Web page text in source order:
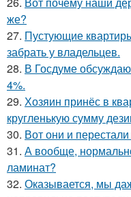
же?
27. Пустующие
забрать у владельцев.
28. В Госдуме
4%.
29. Хозяин принёс в
кругленькую сумму
30. Вот они и перестали
31. А вообще,
ламинат?
32. Оказывается, мы